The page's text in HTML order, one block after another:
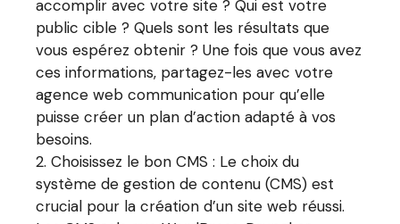
accomplir avec votre site ? Qui est votre
public cible ? Quels sont les résultats que
vous espérez obtenir ? Une fois que vous avez
ces informations, partagez-les avec votre
agence web communication pour qu’elle
puisse créer un plan d’action adapté à vos
besoins.
Choisissez le bon CMS : Le choix du
système de gestion de contenu (CMS) est
crucial pour la création d’un site web réussi.